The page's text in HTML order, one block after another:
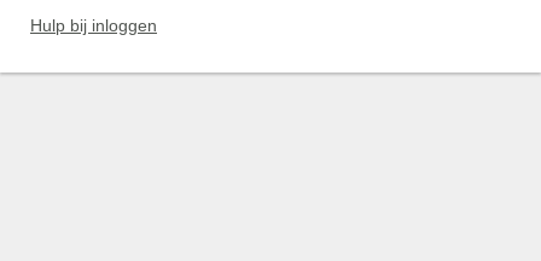
Hulp bij inloggen